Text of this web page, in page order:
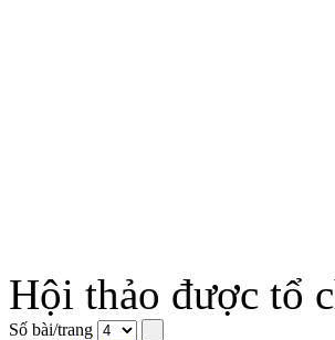
Hội thảo được tổ
Số bài/trang